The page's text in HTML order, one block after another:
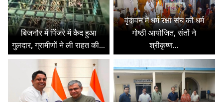
बिजनौर में पिंजरे में कैद हुआ
गुलदार, ग्रामीणों ने ली राहत की...
वृंदावन में धर्म रक्षा संघ की धर्म
गोष्ठी आयोजित, संतों ने
श्रीकृष्ण...